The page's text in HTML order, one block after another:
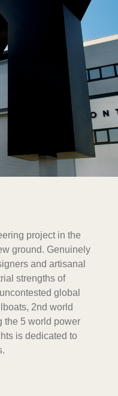
project in the
ground. Genuinely
and artisanal
strengths of
global
2nd world
the 5 world power
is dedicated to